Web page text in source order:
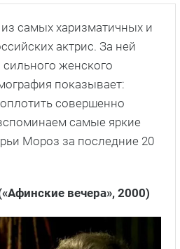
самых харизматичных и
актрис. За ней
женского
показывает:
совершенно
самые яркие
Мороз за последние 20
вечера», 2000)